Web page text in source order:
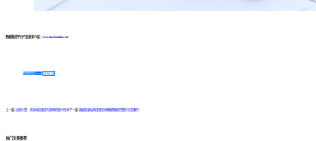
数据集成平台产品更多介绍： www.finedatalink.com
免费体验Demo 咨询方案
上一篇: 边缘计算：优化响应速度与效率的新兴技术下一篇: 数据库表结构变更怎样确保数据完整性与正确性！
热门文章推荐